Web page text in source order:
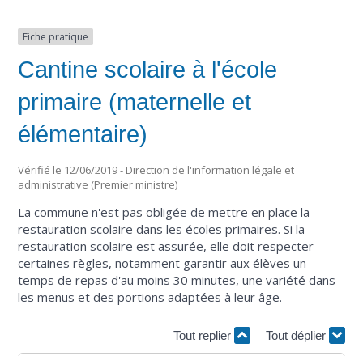
Fiche pratique
Cantine scolaire à l'école
primaire (maternelle et
élémentaire)
Vérifié le 12/06/2019 - Direction de l'information légale et
administrative (Premier ministre)
La commune n'est pas obligée de mettre en place la
restauration scolaire dans les écoles primaires. Si la
restauration scolaire est assurée, elle doit respecter
certaines règles, notamment garantir aux élèves un
temps de repas d'au moins 30 minutes, une variété dans
les menus et des portions adaptées à leur âge.
Tout replier Tout déplier